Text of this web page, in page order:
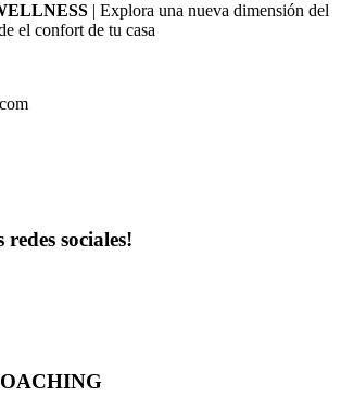
| Explora una nueva dimensión del
el confort de tu casa
redes sociales!